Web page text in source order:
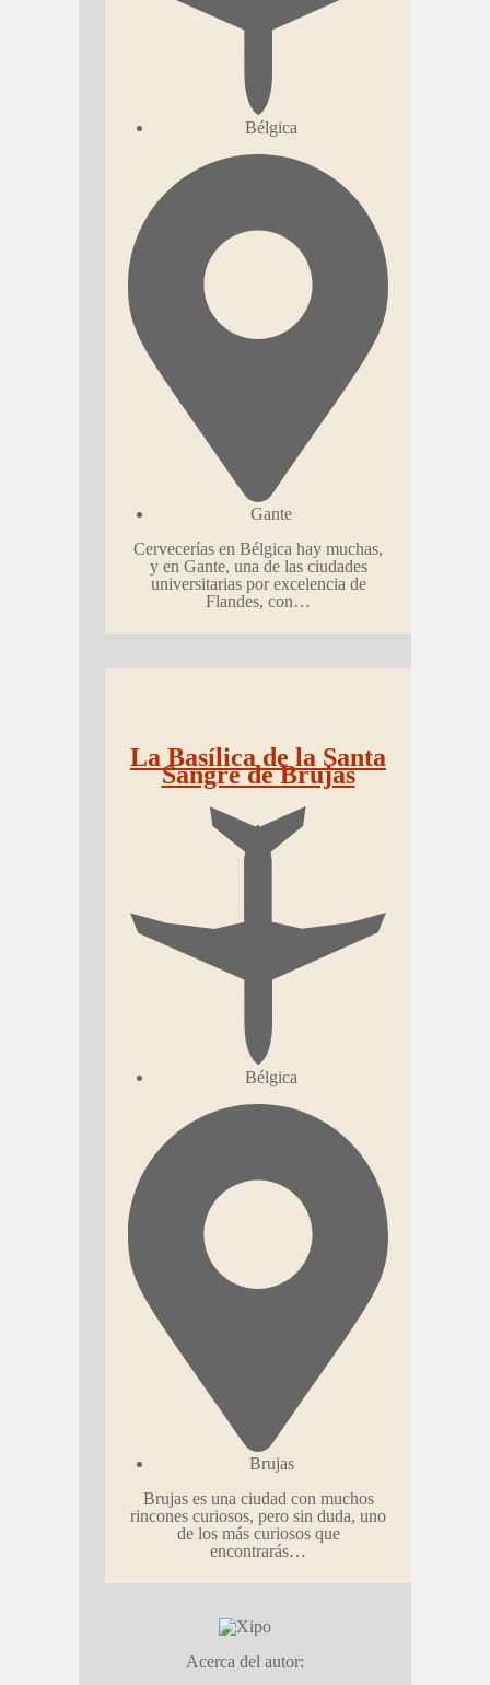
Bélgica
Gante
Cervecerías en Bélgica hay muchas,
y en Gante, una de las ciudades
universitarias por excelencia de
Flandes, con…
La Basílica de la Santa
Sangre de Brujas
Bélgica
Brujas
Brujas es una ciudad con muchos
rincones curiosos, pero sin duda, uno
de los más curiosos que
encontrarás…
Acerca del autor: